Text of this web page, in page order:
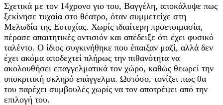
Σχετικά με τον 14χρονο γιο του, Βαγγέλη, αποκάλυψε πως
ξεκίνησε τυχαία στο θέατρο, όταν συμμετείχε στη
Μελωδία της Ευτυχίας. Χωρίς ιδιαίτερη προετοιμασία,
πέρασε απαιτητικές οντισιόν και απέδειξε ότι έχει φυσικό
ταλέντο. Ο ίδιος συγκινήθηκε που έπαιξαν μαζί, αλλά δεν
έχει ακόμα αποδεχτεί πλήρως την πιθανότητα να
ακολουθήσει επαγγελματικά τον χώρο, καθώς θεωρεί την
υποκριτική σκληρό επάγγελμα. Ωστόσο, τονίζει πως θα
του παρέχει συμβουλές χωρίς να τον αποτρέψει από την
επιλογή του.